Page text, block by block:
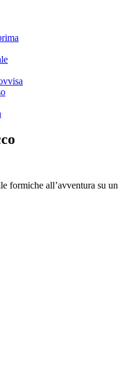
formiche all’avventura su un